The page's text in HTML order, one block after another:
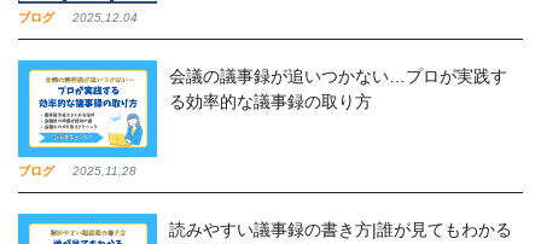
ブログ 2025,12,04
ブログ 2025,11,28
会議の議事録が追いつかない…プロが実践す
る効率的な議事録の取り方
読みやすい議事録の書き方|誰が見てもわかる